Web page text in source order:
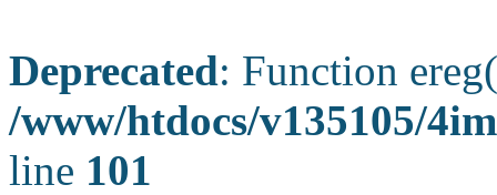
Deprecated: Function
/www/htdocs/v135105/
line 101